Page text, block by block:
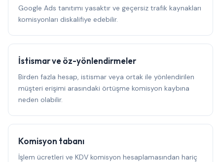
Google Ads tanıtımı yasaktır ve geçersiz trafik kaynakları
komisyonları diskalifiye edebilir.
İstismar ve öz-yönlendirmeler
Birden fazla hesap, istismar veya ortak ile yönlendirilen
müşteri erişimi arasındaki örtüşme komisyon kaybına
neden olabilir.
Komisyon tabanı
İşlem ücretleri ve KDV komisyon hesaplamasından hariç